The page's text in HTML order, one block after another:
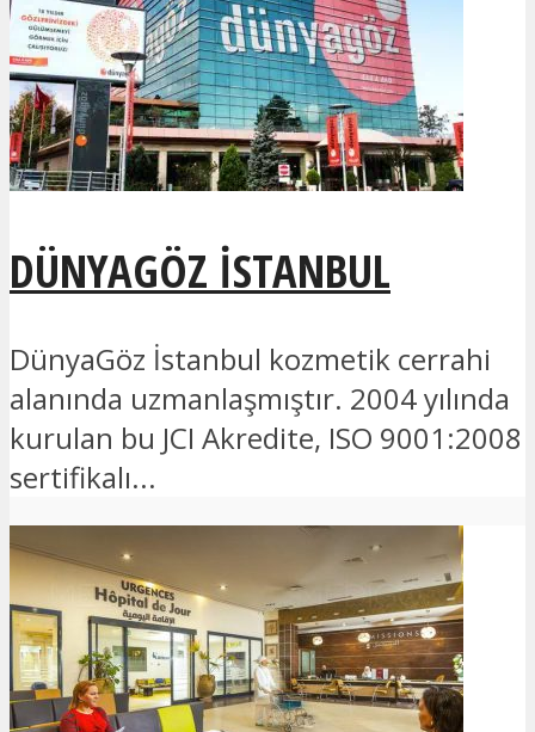
DÜNYAGÖZ İSTANBUL
DünyaGöz İstanbul kozmetik cerrahi
alanında uzmanlaşmıştır. 2004 yılında
kurulan bu JCI Akredite, ISO 9001:2008
sertifikalı...